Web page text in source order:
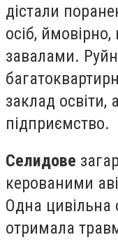
дістали
осіб,
завалами.
заклад освіти,
підприємство.
Селидове
керованими
Одна цивільна
отримала